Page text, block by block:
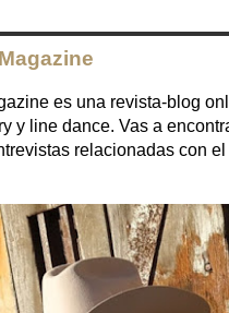
es una revista-blog
y line dance. Vas a
relacionadas con